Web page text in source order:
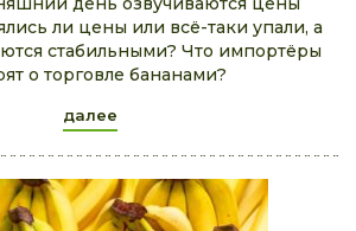
ли цены или всё-таки упали, а
стабильными? Что импортёры
о торговле бананами?
далее